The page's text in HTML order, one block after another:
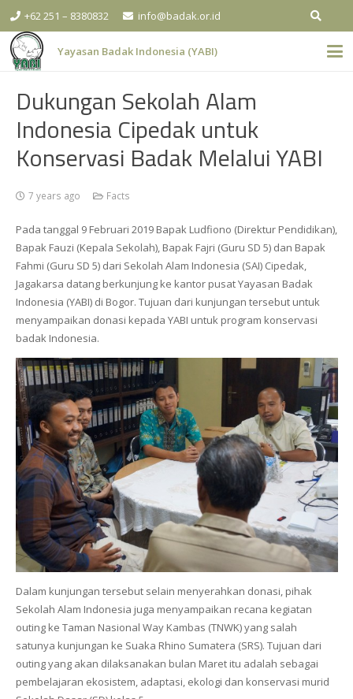
+62 251 – 8380832 info@badak.or.id
Yayasan Badak Indonesia (YABI)
Dukungan Sekolah Alam
Indonesia Cipedak untuk
Konservasi Badak Melalui YABI
7 years ago Facts
Pada tanggal 9 Februari 2019 Bapak Ludfiono (Direktur Pendidikan),
Bapak Fauzi (Kepala Sekolah), Bapak Fajri (Guru SD 5) dan Bapak
Fahmi (Guru SD 5) dari Sekolah Alam Indonesia (SAI) Cipedak,
Jagakarsa datang berkunjung ke kantor pusat Yayasan Badak
Indonesia (YABI) di Bogor. Tujuan dari kunjungan tersebut untuk
menyampaikan donasi kepada YABI untuk program konservasi
badak Indonesia.
Dalam kunjungan tersebut selain menyerahkan donasi, pihak
Sekolah Alam Indonesia juga menyampaikan recana kegiatan
outing ke Taman Nasional Way Kambas (TNWK) yang salah
satunya kunjungan ke Suaka Rhino Sumatera (SRS). Tujuan dari
outing yang akan dilaksanakan bulan Maret itu adalah sebagai
pembelajaran ekosistem, adaptasi, ekologi dan konservasi murid